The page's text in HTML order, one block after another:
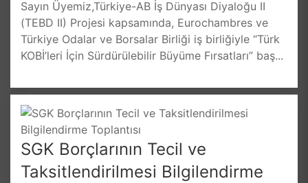
Sayın Üyemiz,Türkiye-AB İş Dünyası Diyaloğu II
(TEBD II) Projesi kapsamında, Eurochambres ve
Türkiye Odalar ve Borsalar Birliği iş birliğiyle “Türk
KOBİ’leri İçin Sürdürülebilir Büyüme Fırsatları” baş...
SGK Borçlarının Tecil ve
Taksitlendirilmesi Bilgilendirme